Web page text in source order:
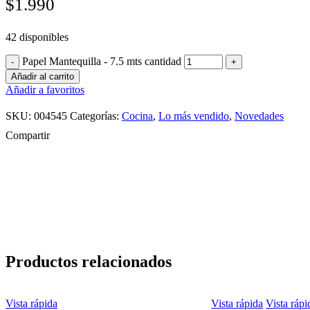
$1.990
42 disponibles
Papel Mantequilla - 7.5 mts cantidad
Añadir al carrito
Añadir a favoritos
SKU: 004545 Categorías: Cocina, Lo más vendido, Novedades
Compartir
Productos relacionados
Vista rápida
Vista rápida Vista